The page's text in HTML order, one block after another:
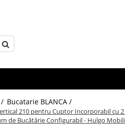
/ Bucatarie BLANCA /
210 pentru Cuptor Incorporabil cu
de Bucătărie Configurabil - Hulgo Mobili